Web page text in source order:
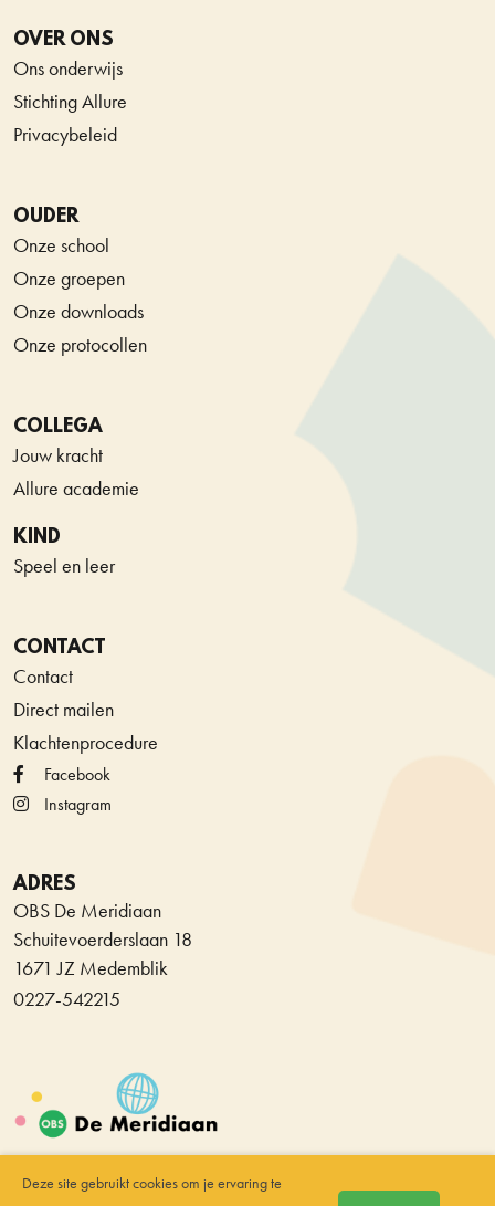
OVER ONS
Ons onderwijs
Stichting Allure
Privacybeleid
OUDER
Onze school
Onze groepen
Onze downloads
Onze protocollen
COLLEGA
Jouw kracht
Allure academie
KIND
Speel en leer
CONTACT
Contact
Direct mailen
Klachtenprocedure
Facebook
Instagram
ADRES
OBS De Meridiaan
Schuitevoerderslaan 18
1671 JZ Medemblik
0227-542215
© Copyright Stichting
Deze site gebruikt cookies om je ervaring te